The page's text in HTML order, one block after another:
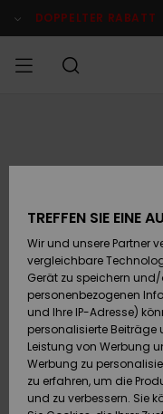
Produktinformation
DOPPELTER RABATT
FRAUEN
SURF
SNOW
DOPPELTER
RABATT
TREFFEN SIE EINE
Wir und unsere Partner
vergleichbare
Gerät zu speichern
personenbezogenen
und Ihre IP-Adresse)
personalisierte Beiträge
Leistung von Werbung
Werbung zu
zu erfahren, um die
und zu verbessern. Sie